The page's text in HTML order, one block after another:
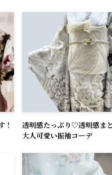
！
透明感たっぷり♡透明感ま
大人可愛い振袖コーデ